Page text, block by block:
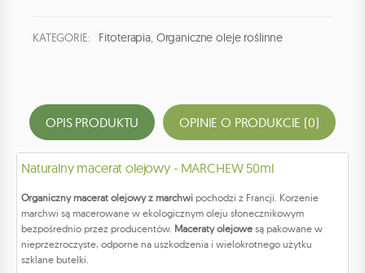
KATEGORIE: Fitoterapia, Organiczne oleje roślinne
OPIS PRODUKTU OPINIE O PRODUKCIE (0)
Naturalny macerat olejowy - MARCHEW 50ml
Organiczny macerat olejowy z marchwi pochodzi z Francji. Korzenie
marchwi są macerowane w ekologicznym oleju słonecznikowym
bezpośrednio przez producentów. Maceraty olejowe są pakowane w
nieprzezroczyste, odporne na uszkodzenia i wielokrotnego użytku
szklane butelki.